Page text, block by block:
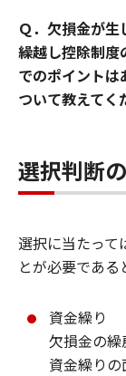
適用要件
還付所
度まで連
している
欠損事
一定の
の提出と
Ｑ．欠損金が
繰越し控除制度
でのポイント
ついて教えてく
選択判断
選択に当たって
とが必要である
資金繰り
欠損金の
資金繰りの